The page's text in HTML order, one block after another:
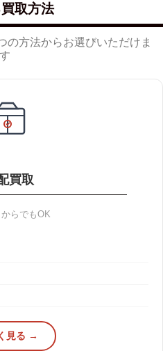
取方法
の方法からお選びいただけま
す
買取
らでもOK
見る →